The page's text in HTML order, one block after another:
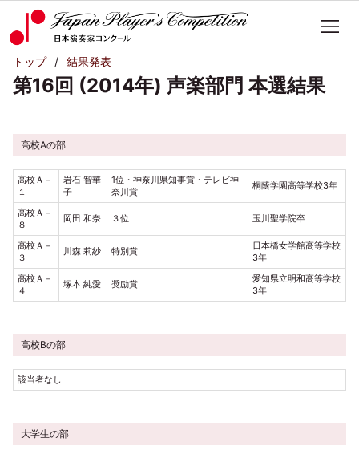
トップ 結果発表
第16回 (2014年) 声楽部門 本選結果
高校Aの部
高校Ａ－
１
岩石 智華
子
1位・神奈川県知事賞・テレビ神
奈川賞
桐蔭学園高等学校3年
高校Ａ－
８
岡田 和奈 ３位 玉川聖学院卒
高校Ａ－
３
川森 莉紗 特別賞
日本橋女学館高等学校
3年
高校Ａ－
４
塚本 純愛 奨励賞
愛知県立明和高等学校
3年
高校Bの部
該当者なし
大学生の部